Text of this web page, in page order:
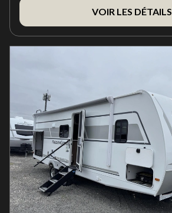
VOIR LES DÉTAILS